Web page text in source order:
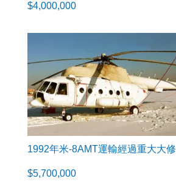
$4,000,000
1992年米-8AMT運輸經過重大大修
$5,700,000